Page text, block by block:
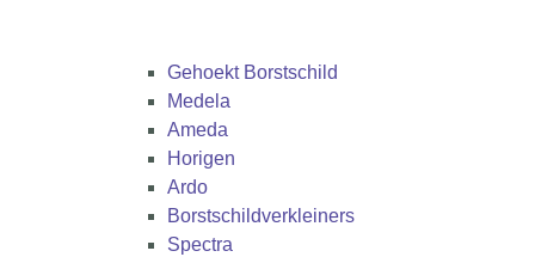
Gehoekt Borstschild
Medela
Ameda
Horigen
Ardo
Borstschildverkleiners
Spectra